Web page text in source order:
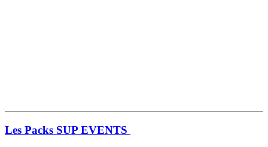
Les Packs SUP EVENTS